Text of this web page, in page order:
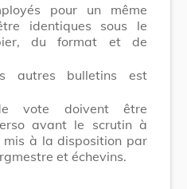
pour un même
identiques sous le
du format et de
autres bulletins est
vote doivent être
avant le scrutin à
mis à la disposition par
et échevins.